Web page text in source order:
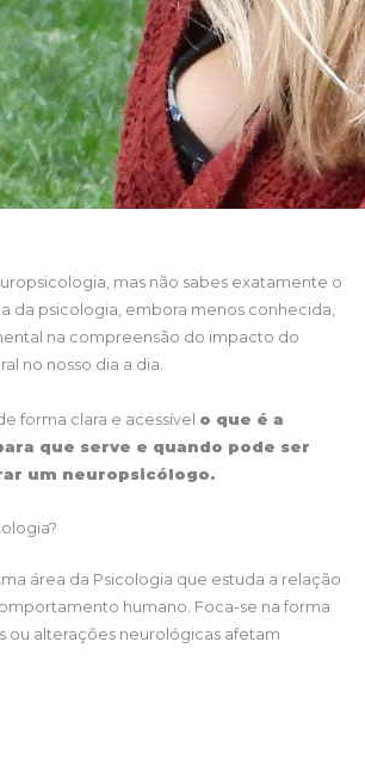
mas não sabes exatamente o
da psicologia, embora menos conhecida,
na compreensão do impacto do
no nosso dia a dia.
forma clara e acessível o que é a
que serve e quando pode ser
um neuropsicólogo.
área da Psicologia que estuda a relação
humano. Foca-se na forma
ou alterações neurológicas afetam